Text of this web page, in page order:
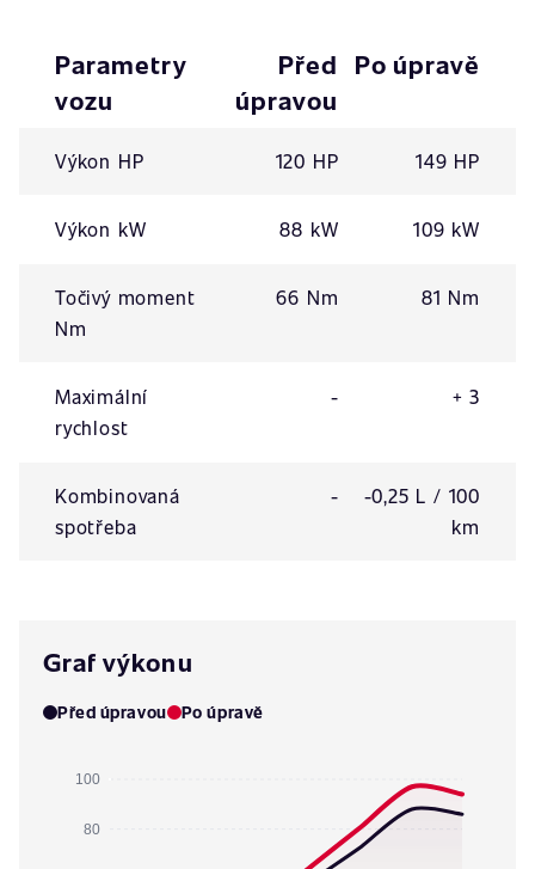
Parametry
vozu
Před
úpravou
Po úpravě
Výkon HP 120 HP 149 HP
Výkon kW 88 kW 109 kW
Točivý moment
Nm
66 Nm 81 Nm
Maximální
rychlost
- + 3
Kombinovaná
spotřeba
-
-0,25 L / 100
km
Graf výkonu
Před úpravou Po úpravě
100
80